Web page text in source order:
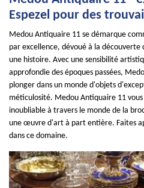
Espezel pour des
Medou Antiquaire 11 se démarque
par excellence, dévoué à la
une histoire. Avec une sensibilité
approfondie des époques passées,
plonger dans un monde d'objets
méticulosité. Medou Antiquaire 11
inoubliable à travers le monde de la
une œuvre d'art à part entière. Faites
dans ce domaine.